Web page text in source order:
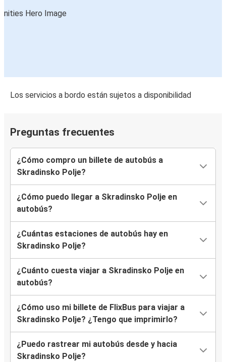
Los servicios a bordo están sujetos a disponibilidad
Preguntas frecuentes
¿Cómo compro un billete de autobús a
Skradinsko Polje?
¿Cómo puedo llegar a Skradinsko Polje en
autobús?
¿Cuántas estaciones de autobús hay en
Skradinsko Polje?
¿Cuánto cuesta viajar a Skradinsko Polje en
autobús?
¿Cómo uso mi billete de FlixBus para viajar a
Skradinsko Polje? ¿Tengo que imprimirlo?
¿Puedo rastrear mi autobús desde y hacia
Skradinsko Polje?